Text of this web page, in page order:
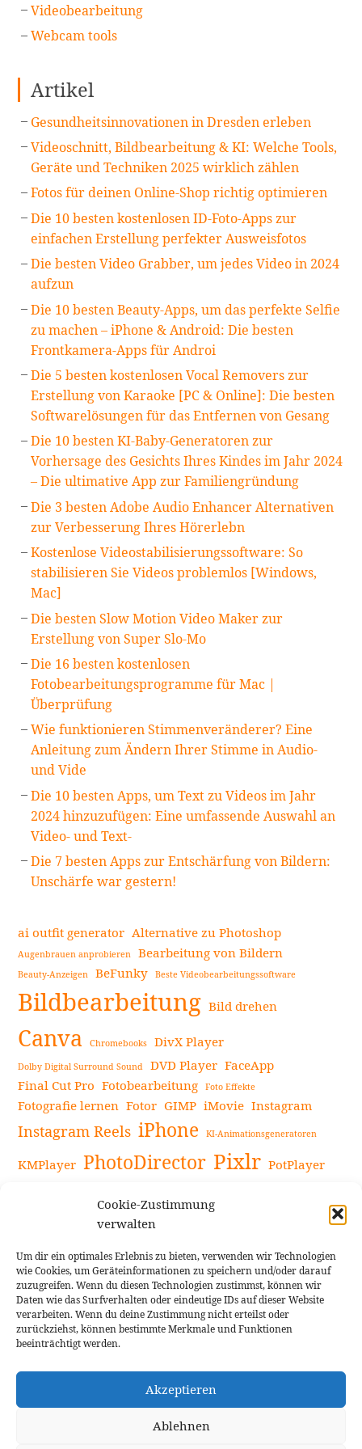
Cookie-Zustimmung
verwalten
Um dir ein optimales Erlebnis zu bieten, verwenden wir Technologien
wie Cookies, um Geräteinformationen zu speichern und/oder darauf
zuzugreifen. Wenn du diesen Technologien zustimmst, können wir
Daten wie das Surfverhalten oder eindeutige IDs auf dieser Website
verarbeiten. Wenn du deine Zustimmung nicht erteilst oder
zurückziehst, können bestimmte Merkmale und Funktionen
beeinträchtigt werden.
Akzeptieren
Ablehnen
Videobearbeitung
Webcam tools
Artikel
Gesundheitsinnovationen in Dresden erleben
Videoschnitt, Bildbearbeitung & KI: Welche Tools,
Geräte und Techniken 2025 wirklich zählen
Fotos für deinen Online-Shop richtig optimieren
Die 10 besten kostenlosen ID-Foto-Apps zur
einfachen Erstellung perfekter Ausweisfotos
Die besten Video Grabber, um jedes Video in 2024
aufzun
Die 10 besten Beauty-Apps, um das perfekte Selfie
zu machen – iPhone & Android: Die besten
Frontkamera-Apps für Androi
Die 5 besten kostenlosen Vocal Removers zur
Erstellung von Karaoke [PC & Online]: Die besten
Softwarelösungen für das Entfernen von Gesang
Die 10 besten KI-Baby-Generatoren zur
Vorhersage des Gesichts Ihres Kindes im Jahr 2024
– Die ultimative App zur Familiengründung
Die 3 besten Adobe Audio Enhancer Alternativen
zur Verbesserung Ihres Hörerlebn
Kostenlose Videostabilisierungssoftware: So
stabilisieren Sie Videos problemlos [Windows,
Mac]
Die besten Slow Motion Video Maker zur
Erstellung von Super Slo-Mo
Die 16 besten kostenlosen
Fotobearbeitungsprogramme für Mac |
Überprüfung
Wie funktionieren Stimmenveränderer? Eine
Anleitung zum Ändern Ihrer Stimme in Audio-
und Vide
Die 10 besten Apps, um Text zu Videos im Jahr
2024 hinzuzufügen: Eine umfassende Auswahl an
Video- und Text-
Die 7 besten Apps zur Entschärfung von Bildern:
Unschärfe war gestern!
ai outfit generator Alternative zu Photoshop
Augenbrauen anprobieren Bearbeitung von Bildern
Beauty-Anzeigen BeFunky Beste Videobearbeitungssoftware
Bildbearbeitung Bild drehen
Canva Chromebooks DivX Player
Dolby Digital Surround Sound DVD Player FaceApp
Final Cut Pro Fotobearbeitung Foto Effekte
Fotografie lernen Fotor GIMP iMovie Instagram
Instagram Reels iPhone KI-Animationsgeneratoren
KMPlayer PhotoDirector Pixlr PotPlayer
Snapseed
Videoaufnahmen Tipps Videobearbeitung
Videoeffekte Vlogit YouTube-Kanal YouTube-Videos
Cookie Richtlinie
Impressum